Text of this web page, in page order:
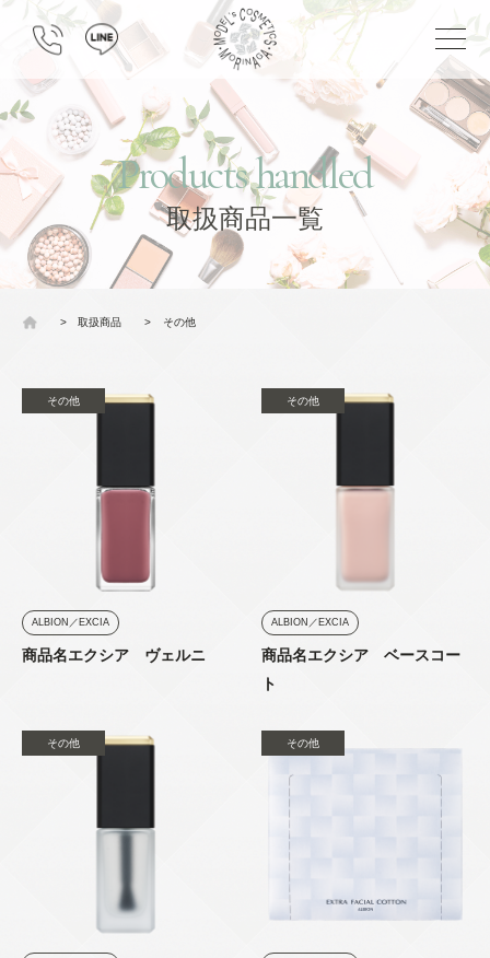
Products handled
取扱商品一覧
> 取扱商品 > その他
その他
ALBION／EXCIA
商品名エクシア ヴェルニ
その他
ALBION／EXCIA
商品名エクシア ベースコー
ト
その他 その他